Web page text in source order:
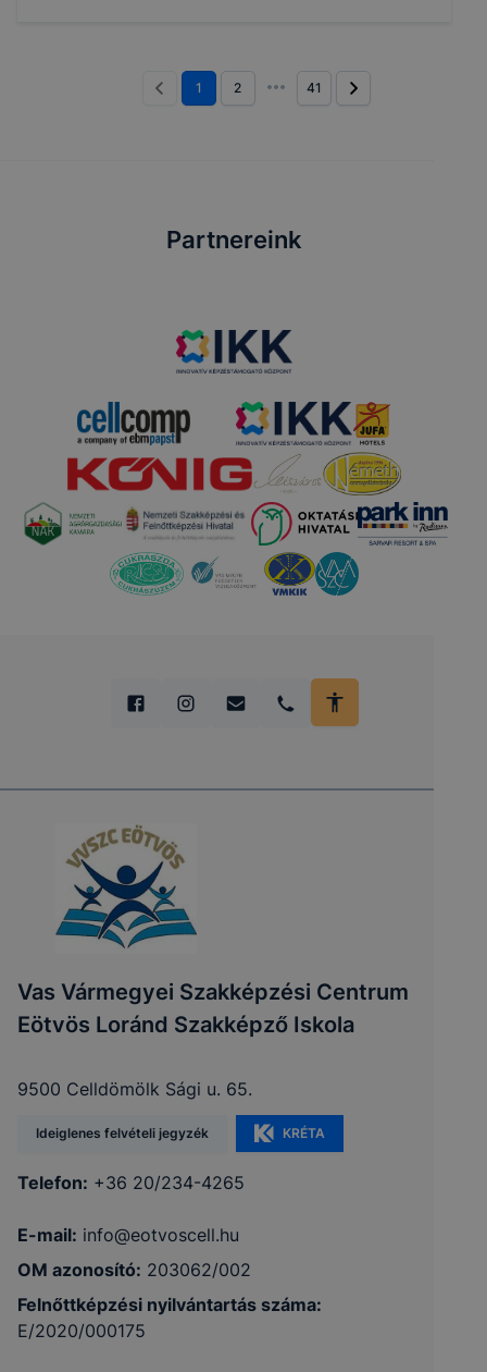
1 2 41
Partnereink
Vas Vármegyei Szakképzési Centrum
Eötvös Loránd Szakképző Iskola
9500 Celldömölk Sági u. 65.
Ideiglenes felvételi jegyzék KRÉTA
Telefon: +36 20/234-4265
E-mail: info@eotvoscell.hu
OM azonosító: 203062/002
Felnőttképzési nyilvántartás száma:
E/2020/000175